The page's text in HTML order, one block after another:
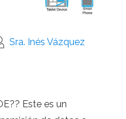
Sra. Inés Vázquez
Este es un